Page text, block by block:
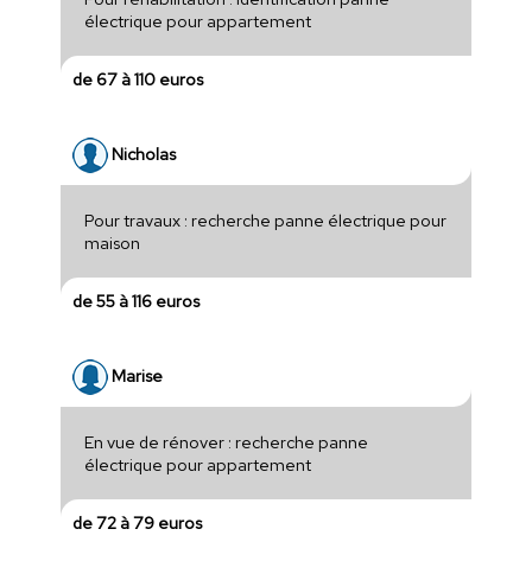
électrique pour appartement
de 67 à 110 euros
Nicholas
Pour travaux : recherche panne électrique pour
maison
de 55 à 116 euros
Marise
En vue de rénover : recherche panne
électrique pour appartement
de 72 à 79 euros